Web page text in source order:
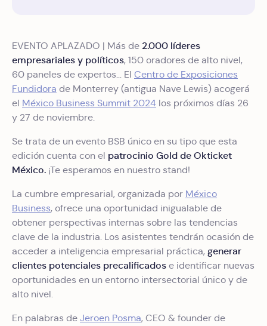
EVENTO APLAZADO | Más de 2.000 líderes
empresariales y políticos, 150 oradores de alto nivel,
60 paneles de expertos… El Centro de Exposiciones
Fundidora de Monterrey (antigua Nave Lewis) acogerá
el México Business Summit 2024 los próximos días 26
y 27 de noviembre.
Se trata de un evento BSB único en su tipo que esta
edición cuenta con el patrocinio Gold de Okticket
México. ¡Te esperamos en nuestro stand!
La cumbre empresarial, organizada por México
Business, ofrece una oportunidad inigualable de
obtener perspectivas internas sobre las tendencias
clave de la industria. Los asistentes tendrán ocasión de
acceder a inteligencia empresarial práctica, generar
clientes potenciales precalificados e identificar nuevas
oportunidades en un entorno intersectorial único y de
alto nivel.
En palabras de Jeroen Posma, CEO & founder de